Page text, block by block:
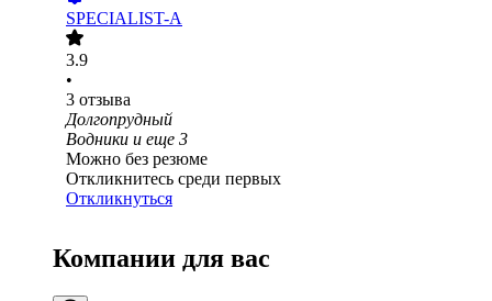
SPECIALIST-A
3.9
•
3 отзыва
Долгопрудный
Водники и еще 3
Можно без резюме
Откликнитесь среди первых
Откликнуться
Компании для вас